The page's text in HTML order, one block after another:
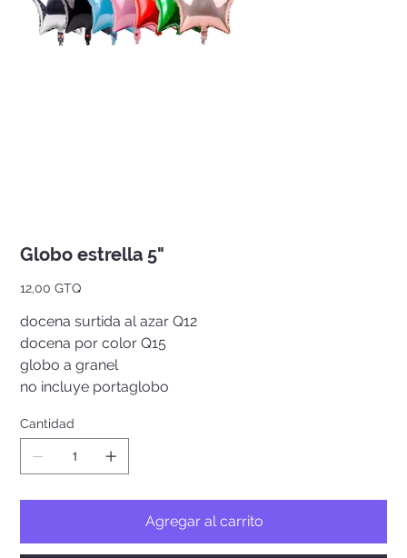
Globo estrella 5"
Precio
12,00 GTQ
docena surtida al azar Q12
docena por color Q15
globo a granel
no incluye portaglobo
Cantidad
Agregar al carrito